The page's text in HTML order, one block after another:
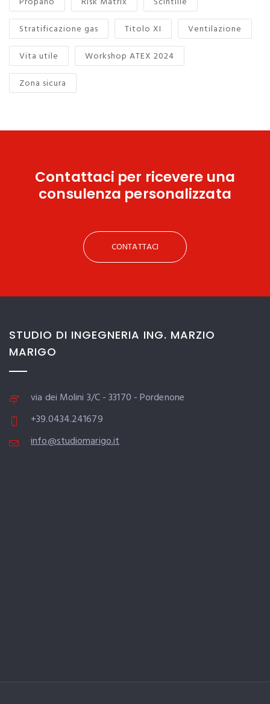
Stratificazione gas
Titolo XI
Ventilazione
Vita utile
Workshop ATEX 2024
Zona sicura
Contattaci per ricevere una
consulenza personalizzata
CONTATTACI
STUDIO DI INGEGNERIA ING. MARZIO
MARIGO
via dei Molini 3/C - 33170 - Pordenone
+39.0434.241679
info@studiomarigo.it